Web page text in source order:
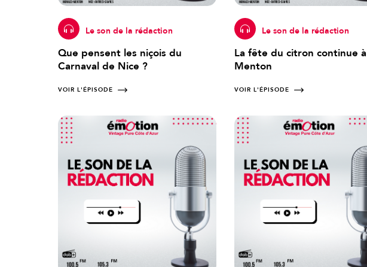
Le son de la rédaction
Que pensent les niçois du
Carnaval de Nice ?
VOIR L'ÉPISODE
Le son de la rédaction
La fête du citron continue à
Menton
VOIR L'ÉPISODE